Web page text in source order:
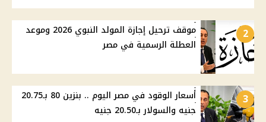
2
موقف ترحيل إجازة المولد النبوي 2026 وموعد
العطلة الرسمية في مصر
3
أسعار الوقود في مصر اليوم .. بنزين 80 بـ20.75
جنيه والسولار بـ20.50 جنيه